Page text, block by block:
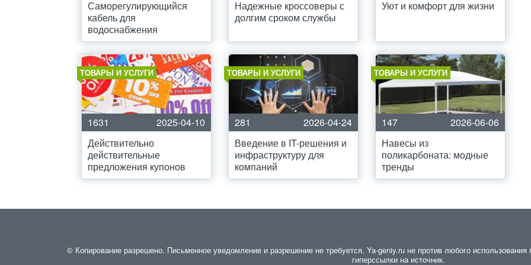
Саморегулирующийся
кабель для
водоснабжения
Надежные кроссоверы с
долгим сроком службы
Уют и комфорт для жизни
ТОВАРЫ И УСЛУГИ
1631
2025-04-10
Действительно
действительные
предложения купонов
ТОВАРЫ И УСЛУГИ
281
2026-04-24
Введение в IT-решения и
инфраструктуру для
компаний
ТОВАРЫ И УСЛУГИ
147
2026-06-06
Навесы из
поликарбоната: модные
тренды
© Копирование разрешено. Письменное уведомление и разрешение не требуется. Ya-geniy.ru не против любого использования
гиперссылки на источник.